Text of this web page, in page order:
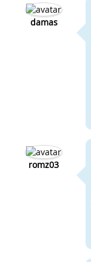
damas
romz03